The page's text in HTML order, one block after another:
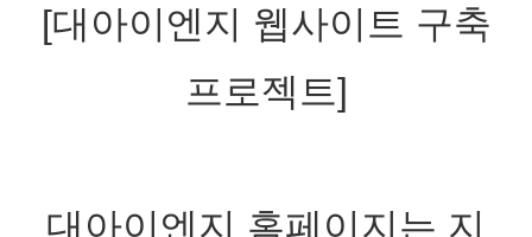
[대아이엔지 웹사이트 구축
프로젝트]
대아이엔지 홈페이지는 지